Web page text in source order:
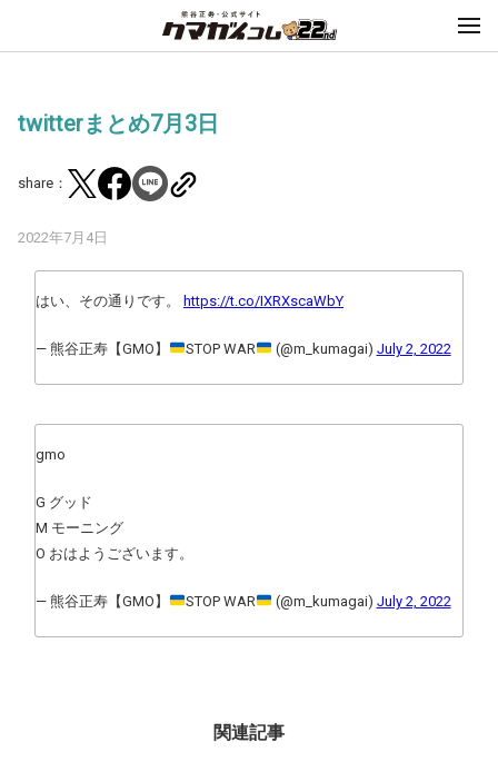
twitterまとめ7月3日
share：
2022年7月4日
はい、その通りです。 https://t.co/IXRXscaWbY
— 熊谷正寿【GMO】 STOP WAR (@m_kumagai) July 2, 2022
gmo
G グッド
M モーニング
O おはようございます。
— 熊谷正寿【GMO】 STOP WAR (@m_kumagai) July 2, 2022
関連記事